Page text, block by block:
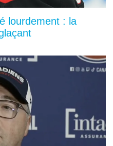
lourdement : la